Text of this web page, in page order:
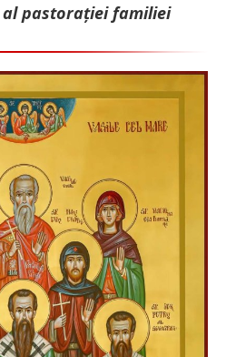
al pastorației familiei